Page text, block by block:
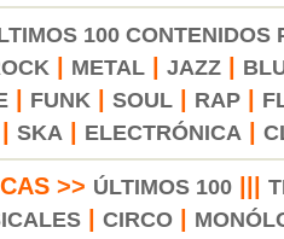
100 CONTENIDOS
METAL| JAZZ|
| FUNK SOUL| RAP|
SKA ELECTRÓNICA
>> ÚLTIMOS 100
CIRCO